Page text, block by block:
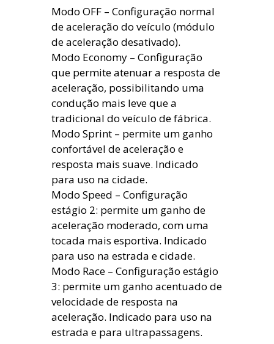
Modo OFF – Configuração normal
de aceleração do veículo (módulo
de aceleração desativado).
Modo Economy – Configuração
que permite atenuar a resposta de
aceleração, possibilitando uma
condução mais leve que a
tradicional do veículo de fábrica.
Modo Sprint – permite um ganho
confortável de aceleração e
resposta mais suave. Indicado
para uso na cidade.
Modo Speed – Configuração
estágio 2: permite um ganho de
aceleração moderado, com uma
tocada mais esportiva. Indicado
para uso na estrada e cidade.
Modo Race – Configuração estágio
3: permite um ganho acentuado de
velocidade de resposta na
aceleração. Indicado para uso na
estrada e para ultrapassagens.